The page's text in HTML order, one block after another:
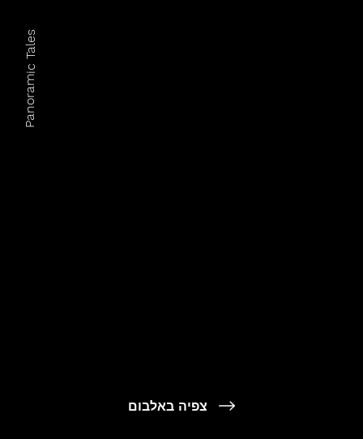
צפיה באלבום
Panoramic Tales